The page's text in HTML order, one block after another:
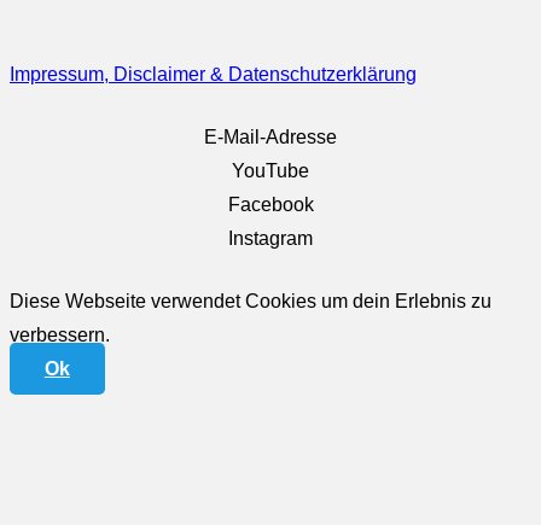
Impressum, Disclaimer & Datenschutzerklärung
E-Mail-Adresse
YouTube
Facebook
Instagram
Diese Webseite verwendet Cookies um dein Erlebnis zu
verbessern.
Ok